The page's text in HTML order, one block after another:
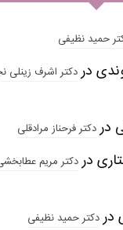
حمید نظیفی
دردکتر اشرف زینلی
دردکتر فرحناز مرادقلی
دردکتر مریم
دردکتر حمید نظیفی